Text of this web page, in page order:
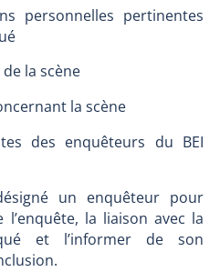
pertinentes
la scène
la scène
enquêteurs du BEI
un enquêteur pour
la liaison avec la
et l’informer de son